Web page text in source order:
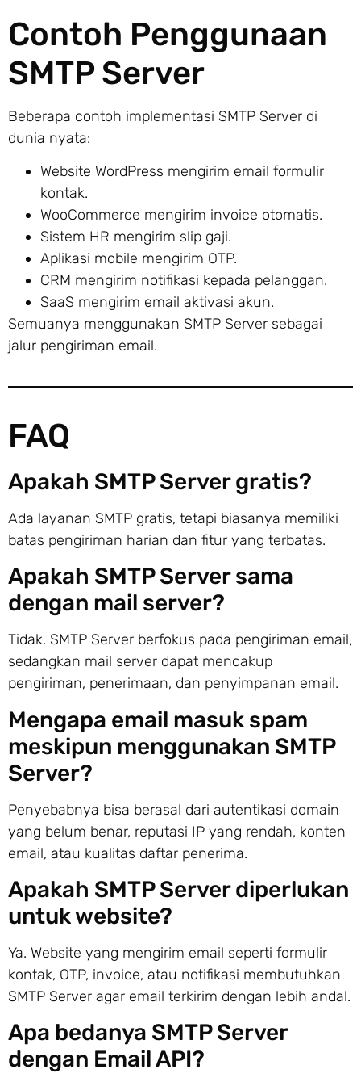
Contoh Penggunaan
SMTP Server
Beberapa contoh implementasi SMTP Server di
dunia nyata:
Website WordPress mengirim email formulir
kontak.
WooCommerce mengirim invoice otomatis.
Sistem HR mengirim slip gaji.
Aplikasi mobile mengirim OTP.
CRM mengirim notifikasi kepada pelanggan.
SaaS mengirim email aktivasi akun.
Semuanya menggunakan SMTP Server sebagai
jalur pengiriman email.
FAQ
Apakah SMTP Server gratis?
Ada layanan SMTP gratis, tetapi biasanya memiliki
batas pengiriman harian dan fitur yang terbatas.
Apakah SMTP Server sama
dengan mail server?
Tidak. SMTP Server berfokus pada pengiriman email,
sedangkan mail server dapat mencakup
pengiriman, penerimaan, dan penyimpanan email.
Mengapa email masuk spam
meskipun menggunakan SMTP
Server?
Penyebabnya bisa berasal dari autentikasi domain
yang belum benar, reputasi IP yang rendah, konten
email, atau kualitas daftar penerima.
Apakah SMTP Server diperlukan
untuk website?
Ya. Website yang mengirim email seperti formulir
kontak, OTP, invoice, atau notifikasi membutuhkan
SMTP Server agar email terkirim dengan lebih andal.
Apa bedanya SMTP Server
dengan Email API?